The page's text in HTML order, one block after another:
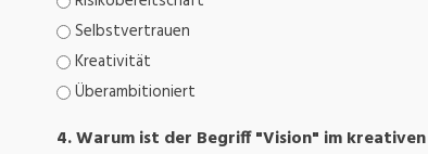
Selbstvertrauen
Kreativität
Überambitioniert
4. Warum ist der Begriff "Vision" im